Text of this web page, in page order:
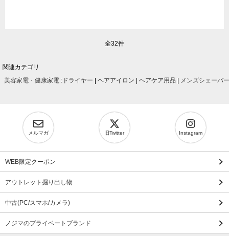
全32件
関連カテゴリ
美容家電・健康家電 : ドライヤー ヘアアイロン ヘアケア用品 メンズシェーバー
メルマガ 旧Twitter Instagram
WEB限定クーポン
アウトレット掘り出し物
中古(PC/スマホ/カメラ)
ノジマのプライベートブランド